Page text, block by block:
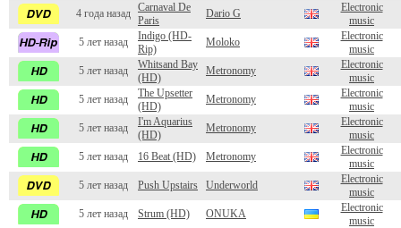
4 года назад
Carnaval De
Paris
Dario G
Electronic
music
5 лет назад
Indigo (HD-
Rip)
Moloko
Electronic
music
5 лет назад
Whitsand Bay
(HD)
Metronomy
Electronic
music
5 лет назад
The Upsetter
(HD)
Metronomy
Electronic
music
5 лет назад
I'm Aquarius
(HD)
Metronomy
Electronic
music
5 лет назад
16 Beat (HD) Metronomy
Electronic
music
5 лет назад
Push Upstairs Underworld
Electronic
music
5 лет назад
Strum (HD) ONUKA
Electronic
music